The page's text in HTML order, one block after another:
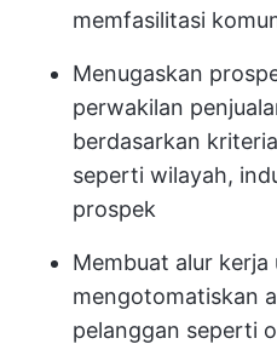
memfasilitasi
Menugaskan
perwakilan
berdasarkan
seperti wilayah,
prospek
Membuat alur kerja
mengotomatiskan
pelanggan seperti